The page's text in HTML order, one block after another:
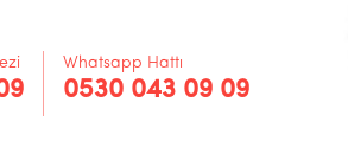
Whatsapp Hattı
0530 043 09 09